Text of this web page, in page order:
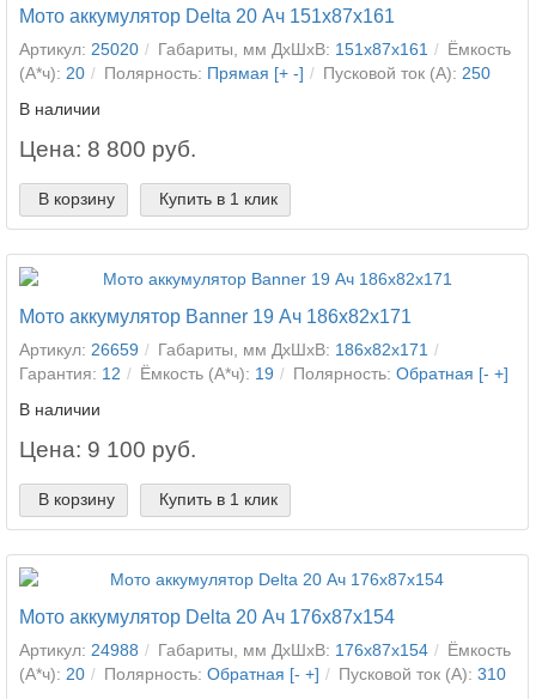
Мото аккумулятор Delta 20 Ач 151x87x161
Артикул: 25020 Габариты, мм ДхШхВ: 151x87x161
Ёмкость
(А*ч): 20 Полярность: Прямая [+ -] Пусковой ток (А): 250
В наличии
Цена: 8 800 руб.
В корзину Купить в 1 клик
Мото аккумулятор Banner 19 Ач 186x82x171
Артикул: 26659 Габариты, мм ДхШхВ: 186x82x171
Гарантия: 12 Ёмкость (А*ч): 19 Полярность: Обратная [- +]
В наличии
Цена: 9 100 руб.
В корзину Купить в 1 клик
Мото аккумулятор Delta 20 Ач 176x87x154
Артикул: 24988 Габариты, мм ДхШхВ: 176x87x154
Ёмкость
(А*ч): 20 Полярность: Обратная [- +] Пусковой ток (А): 310